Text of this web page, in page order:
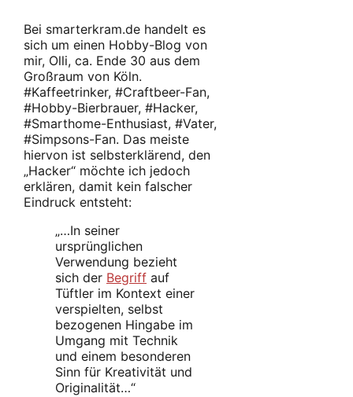
Bei smarterkram.de handelt es
sich um einen Hobby-Blog von
mir, Olli, ca. Ende 30 aus dem
Großraum von Köln.
#Kaffeetrinker, #Craftbeer-Fan,
#Hobby-Bierbrauer, #Hacker,
#Smarthome-Enthusiast, #Vater,
#Simpsons-Fan. Das meiste
hiervon ist selbsterklärend, den
„Hacker“ möchte ich jedoch
erklären, damit kein falscher
Eindruck entsteht:
„…In seiner
ursprünglichen
Verwendung bezieht
sich der Begriff auf
Tüftler im Kontext einer
verspielten, selbst
bezogenen Hingabe im
Umgang mit Technik
und einem besonderen
Sinn für Kreativität und
Originalität…“